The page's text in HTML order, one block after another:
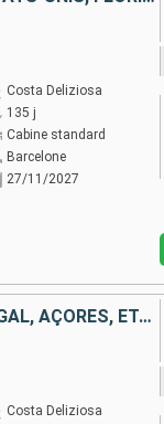
Costa Deliziosa
135 j
Cabine standard
Barcelone
27/11/2027
ITALIE, FRANCE, ESPAGNE, PORTUGAL, AÇORES, ÉTATS-UNIS, FLORIDE (USA), PANAMA, ÉTATS-UNIS, HAWAII, NOUVELLE-ZÉLANDE, AUSTRALIE, JAPON, MALAISIE, AFRIQUE DU SUD
Costa Deliziosa